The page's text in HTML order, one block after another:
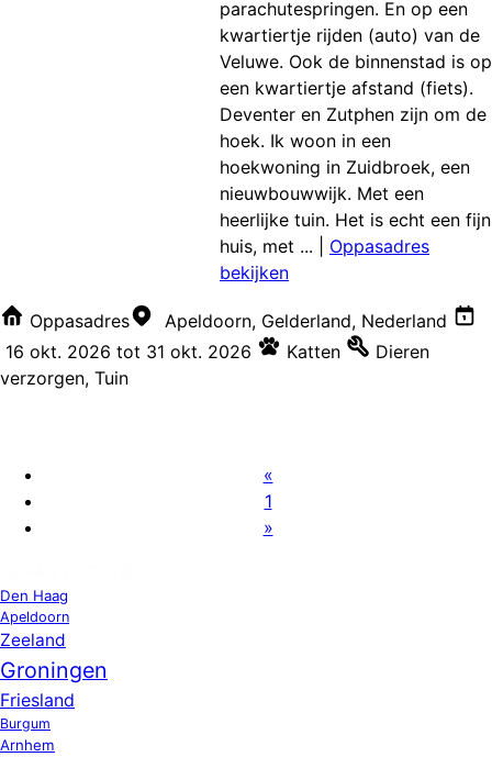
parachutespringen. En op een
kwartiertje rijden (auto) van de
Veluwe. Ook de binnenstad is op
een kwartiertje afstand (fiets).
Deventer en Zutphen zijn om de
hoek. Ik woon in een
hoekwoning in Zuidbroek, een
nieuwbouwwijk. Met een
heerlijke tuin. Het is echt een fijn
huis, met ...
Oppasadres
bekijken
Oppasadres
Apeldoorn, Gelderland, Nederland
16 okt. 2026 tot 31 okt. 2026 Katten
Dieren
verzorgen, Tuin
«
1
»
Den Haag
Apeldoorn
Zeeland
Groningen
Friesland
Burgum
Arnhem